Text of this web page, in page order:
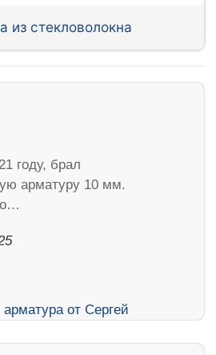
из стекловолокна
году, брал
арматуру 10 мм.